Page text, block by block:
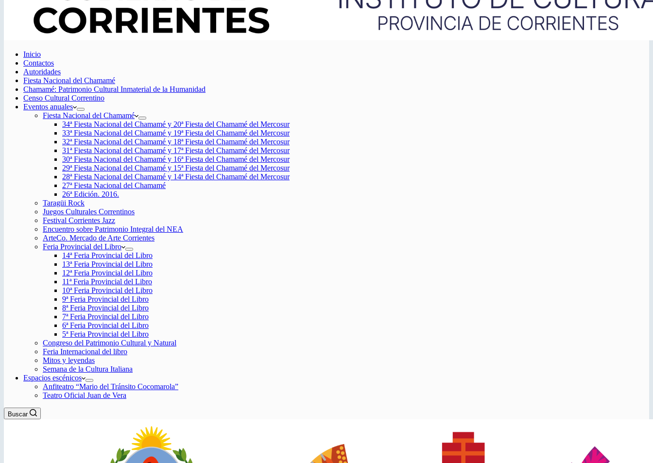
Inicio
Contactos
Autoridades
Fiesta Nacional del Chamamé
Chamamé: Patrimonio Cultural Inmaterial de la Humanidad
Censo Cultural Correntino
Eventos anuales
Fiesta Nacional del Chamamé
34ª Fiesta Nacional del Chamamé y 20ª Fiesta del Chamamé del Mercosur
33ª Fiesta Nacional del Chamamé y 19ª Fiesta del Chamamé del Mercosur
32ª Fiesta Nacional del Chamamé y 18ª Fiesta del Chamamé del Mercosur
31ª Fiesta Nacional del Chamamé y 17ª Fiesta del Chamamé del Mercosur
30ª Fiesta Nacional del Chamamé y 16ª Fiesta del Chamamé del Mercosur
29ª Fiesta Nacional del Chamamé y 15ª Fiesta del Chamamé del Mercosur
28ª Fiesta Nacional del Chamamé y 14ª Fiesta del Chamamé del Mercosur
27ª Fiesta Nacional del Chamamé
26ª Edición. 2016.
Taragüi Rock
Juegos Culturales Correntinos
Festival Corrientes Jazz
Encuentro sobre Patrimonio Integral del NEA
ArteCo. Mercado de Arte Corrientes
Feria Provincial del Libro
14ª Feria Provincial del Libro
13ª Feria Provincial del Libro
12ª Feria Provincial del Libro
11ª Feria Provincial del Libro
10ª Feria Provincial del Libro
9ª Feria Provincial del Libro
8ª Feria Provincial del Libro
7ª Feria Provincial del Libro
6ª Feria Provincial del Libro
5ª Feria Provincial del Libro
Congreso del Patrimonio Cultural y Natural
Feria Internacional del libro
Mitos y leyendas
Semana de la Cultura Italiana
Espacios escénicos
Anfiteatro “Mario del Tránsito Cocomarola”
Teatro Oficial Juan de Vera
Buscar